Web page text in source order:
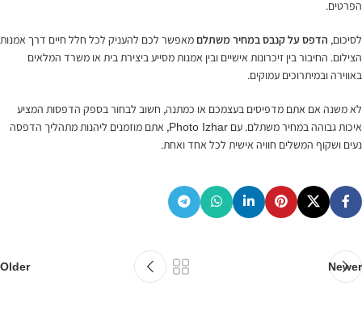
הפרטים.
לסיכום, הדפס על קנבס במחיר משתלם מאפשר לכם להעניק לכל חלל חיים דרך אמנות
הצילום. החיבור בין זיכרונות אישיים ובין אמנות מסייע ביצירת בית או משרד המלאים
באווירה ובמיתרוכים עמוקים.
לא משנה אם אתם מדפיסים בעצמכם או כמתנה, חשוב לבחור בספק הדפסות המציע
איכות גבוהה במחיר משתלם. עם Photo Izhar, אתם מוזמנים ליהנות מתהליך הדפסה
נעים ושקוף המשלים חוויה אישית לכל אחד ואחת.
Newer
Older